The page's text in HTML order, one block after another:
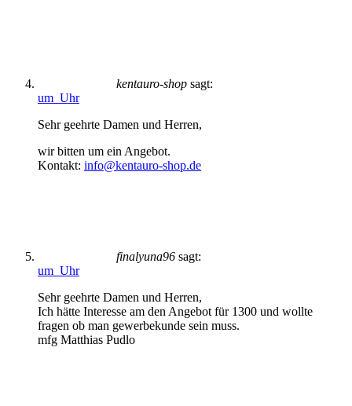
kentauro-shop sagt:
um Uhr
Sehr geehrte Damen und Herren,
wir bitten um ein Angebot.
Kontakt: info@kentauro-shop.de
finalyuna96 sagt:
um Uhr
Sehr geehrte Damen und Herren,
Ich hätte Interesse am den Angebot für 1300 und wollte
fragen ob man gewerbekunde sein muss.
mfg Matthias Pudlo